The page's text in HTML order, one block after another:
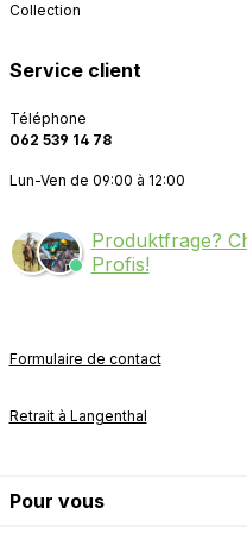
Collection
Service client
Téléphone
062 539 14 78
Lun-Ven de 09:00 à 12:00
Produktfrage?
Profis!
Formulaire de contact
Retrait à Langenthal
Pour vous